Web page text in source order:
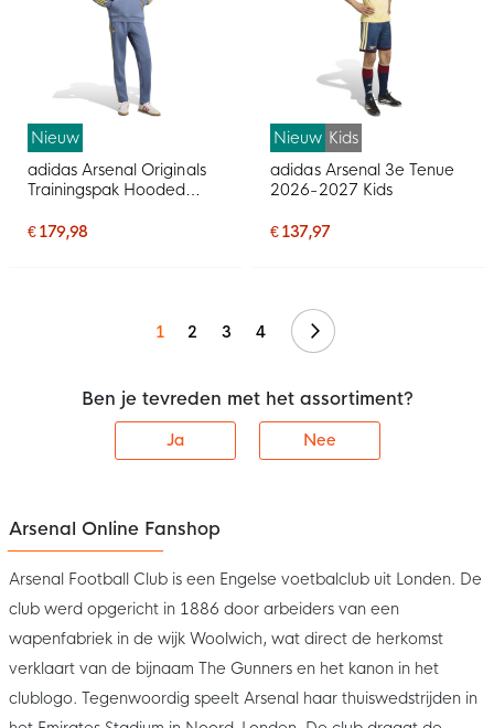
Nieuw
adidas Arsenal Originals
Trainingspak Hooded
€ 179,98
Nieuw Kids
adidas Arsenal 3e Tenue
2026-2027 Kids
€ 137,97
1 2 3 4 Volgende
Ben je tevreden met het assortiment?
Ja Nee
Arsenal Online Fanshop
Arsenal Football Club is een Engelse voetbalclub uit Londen. De
club werd opgericht in 1886 door arbeiders van een
wapenfabriek in de wijk Woolwich, wat direct de herkomst
verklaart van de bijnaam The Gunners en het kanon in het
clublogo. Tegenwoordig speelt Arsenal haar thuiswedstrijden in